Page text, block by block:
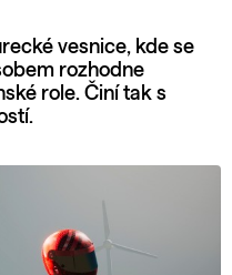
vesnice, kde se
rozhodne
role. Činí tak s